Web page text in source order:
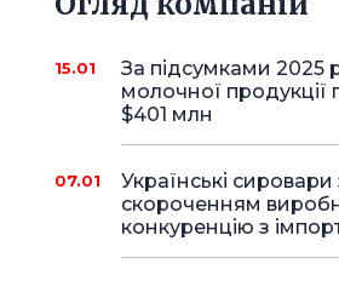
15.01
За підсумками 2025
молочної продукції
$401 млн
07.01
Українські сировари
скороченням
конкуренцію з